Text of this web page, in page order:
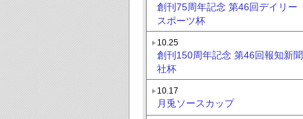
創刊75周年記念 第46回デイリー
スポーツ杯
10.25
創刊150周年記念 第46回報知新聞
社杯
10.17
月兎ソースカップ